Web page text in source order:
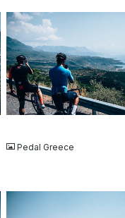
JPG
Pedal Greece